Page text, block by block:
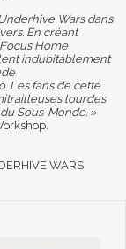
Wars dans
En créant
Home
indubitablement
Les fans de cette
lourdes
Sous-Monde. »
WARS